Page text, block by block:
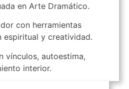
en Arte Dramático.
con herramientas
espiritual y creatividad.
vínculos, autoestima,
interior.